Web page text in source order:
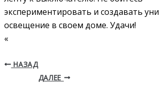
экспериментировать и создавать
освещение в своем доме. Удачи!
«
НАЗАД
ДАЛЕЕ